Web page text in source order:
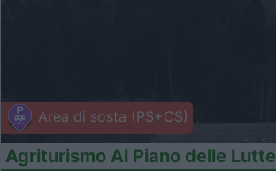
Area di sosta (PS+CS)
Agriturismo Al Piano delle Lutte